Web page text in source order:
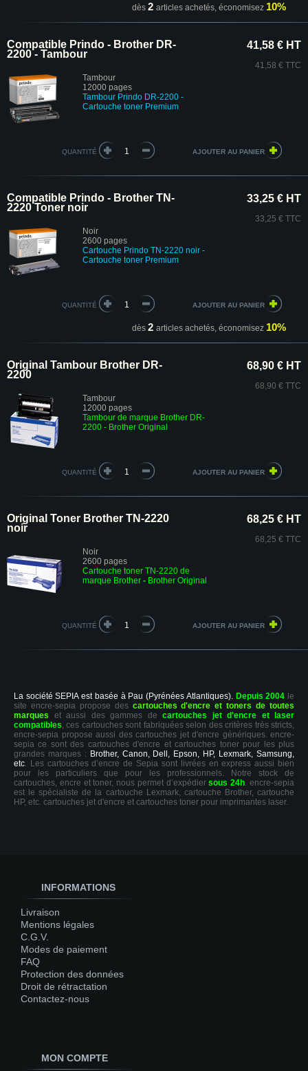
dès 2 articles achetés, économisez 10%
Compatible Prindo - Brother DR-
2200 - Tambour
Tambour
12000 pages
Tambour Prindo DR-2200 -
Cartouche toner Premium
41,58 € HT
41,58 € TTC
QUANTITÉ
Compatible Prindo - Brother TN-
2220 Toner noir
Noir
2600 pages
Cartouche Prindo TN-2220 noir -
Cartouche toner Premium
33,25 € HT
33,25 € TTC
QUANTITÉ
dès 2 articles achetés, économisez 10%
Original Tambour Brother DR-
2200
Tambour
12000 pages
Tambour de marque Brother DR-
2200 - Brother Original
68,90 € HT
68,90 € TTC
QUANTITÉ
Original Toner Brother TN-2220
noir
Noir
2600 pages
Cartouche toner TN-2220 de
marque Brother - Brother Original
68,25 € HT
68,25 € TTC
QUANTITÉ
La société SEPIA est basée à Pau (Pyrénées Atlantiques). Depuis 2004 le
site encre-sepia propose des cartouches d'encre et toners de toutes
marques et aussi des gammes de cartouches jet d'encre et laser
compatibles, ces cartouches sont fabriquées selon des critères très stricts,
encre-sepia propose aussi des cartouches jet d'encre génériques. encre-
sepia ce sont des cartouches d'encre et cartouches toner pour les plus
grandes marques : Brother, Canon, Dell, Epson, HP, Lexmark, Samsung,
etc. Les cartouches d’encre de Sepia sont livrées en express aussi bien
pour les particuliers que pour les professionnels. Notre stock de
cartouches, encre et toner, nous permet d’expédiersous 24h. encre-sepia
est le spécialiste de la cartouche Lexmark, cartouche Brother, cartouche
HP, etc. cartouches jet d'encre et cartouches toner pour imprimantes laser.
INFORMATIONS
Livraison
Mentions légales
C.G.V.
Modes de paiement
FAQ
Protection des données
Droit de rétractation
Contactez-nous
MON COMPTE